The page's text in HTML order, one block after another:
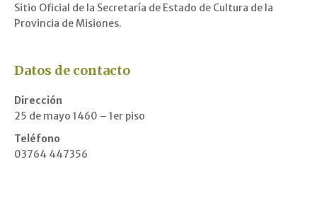
Sitio Oficial de la Secretaría de Estado de Cultura de la
Provincia de Misiones.
Datos de contacto
Dirección
25 de mayo 1460 – 1er piso
Teléfono
03764 447356